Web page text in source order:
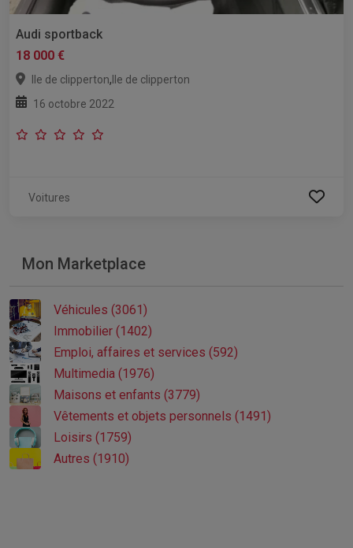
Audi sportback
18 000 €
Ile de clipperton,Ile de clipperton
16 octobre 2022
Voitures
Mon Marketplace
Véhicules (3061)
Immobilier (1402)
Emploi, affaires et services (592)
Multimedia (1976)
Maisons et enfants (3779)
Vêtements et objets personnels (1491)
Loisirs (1759)
Autres (1910)